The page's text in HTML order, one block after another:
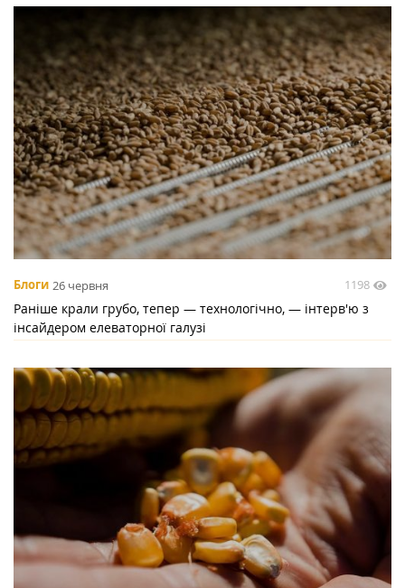
Блоги 26 червня 1198
Раніше крали грубо, тепер — технологічно, — інтерв'ю з
інсайдером елеваторної галузі